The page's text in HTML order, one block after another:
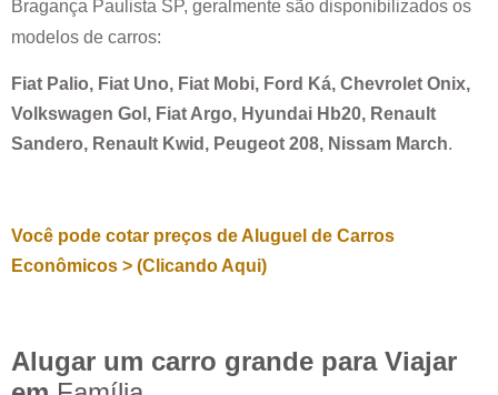
Bragança Paulista SP, geralmente são disponibilizados os
modelos de carros:
Fiat Palio, Fiat Uno, Fiat Mobi, Ford Ká, Chevrolet Onix,
Volkswagen Gol, Fiat Argo, Hyundai Hb20, Renault
Sandero, Renault Kwid, Peugeot 208, Nissam March.
Você pode cotar preços de Aluguel de Carros
Econômicos > (Clicando Aqui)
Alugar um carro grande para Viajar